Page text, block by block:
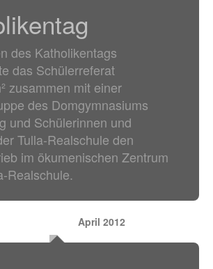
des Katholikentags
das Schülerreferat
zusammen mit einer
des Domgymnasiums
und Schülerinnen und
Tulla-Realschule den
im ökumenischen Zentrum
Realschule.
April 2012